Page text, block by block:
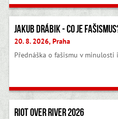
Jakub Drábik - Co je
20. 8. 2026, Praha
Přednáška o fašismu v minulosti
Čtvrtý anarchistický